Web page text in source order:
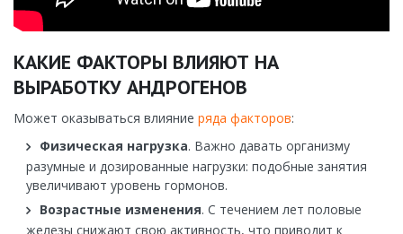
КАКИЕ ФАКТОРЫ ВЛИЯЮТ НА
ВЫРАБОТКУ АНДРОГЕНОВ
Может оказываться влияние ряда факторов:
Физическая нагрузка. Важно давать организму
разумные и дозированные нагрузки: подобные занятия
увеличивают уровень гормонов.
Возрастные изменения. С течением лет половые
железы снижают свою активность, что приводит к